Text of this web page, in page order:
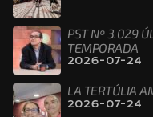
PST Nº 3.029
TEMPORADA
2026-07-24
LA TERTÚLIA
2026-07-24